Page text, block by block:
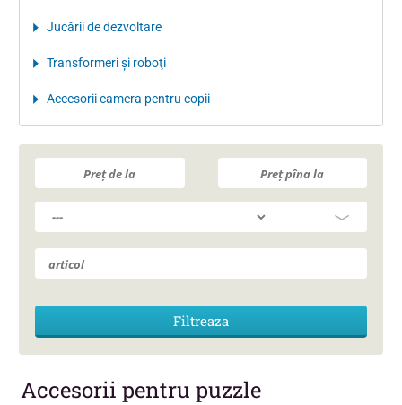
Jucării de dezvoltare
Transformeri şi roboţi
Accesorii camera pentru copii
Accesorii pentru puzzle